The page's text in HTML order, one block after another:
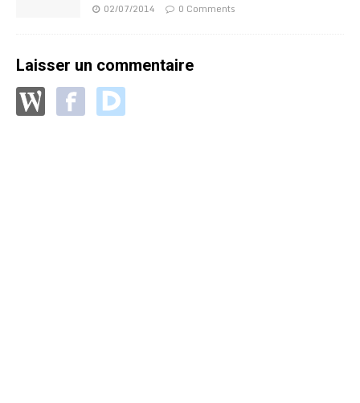
02/07/2014 0 Comments
Laisser un commentaire